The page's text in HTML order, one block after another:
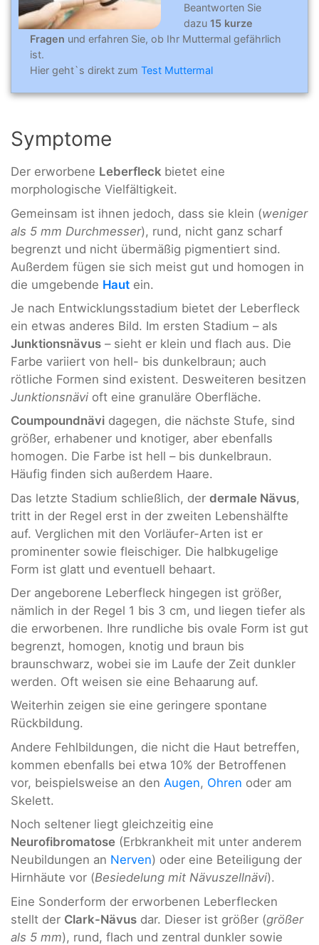
Beantworten Sie
dazu 15 kurze
Fragen und erfahren Sie, ob Ihr Muttermal gefährlich
ist.
Hier geht`s direkt zum Test Muttermal
Symptome
Der erworbene Leberfleck bietet eine
morphologische Vielfältigkeit.
Gemeinsam ist ihnen jedoch, dass sie klein (weniger
als 5 mm Durchmesser), rund, nicht ganz scharf
begrenzt und nicht übermäßig pigmentiert sind.
Außerdem fügen sie sich meist gut und homogen in
die umgebende Haut ein.
Je nach Entwicklungsstadium bietet der Leberfleck
ein etwas anderes Bild. Im ersten Stadium – als
Junktionsnävus – sieht er klein und flach aus. Die
Farbe variiert von hell- bis dunkelbraun; auch
rötliche Formen sind existent. Desweiteren besitzen
Junktionsnävi oft eine granuläre Oberfläche.
Coumpoundnävi dagegen, die nächste Stufe, sind
größer, erhabener und knotiger, aber ebenfalls
homogen. Die Farbe ist hell – bis dunkelbraun.
Häufig finden sich außerdem Haare.
Das letzte Stadium schließlich, der dermale Nävus,
tritt in der Regel erst in der zweiten Lebenshälfte
auf. Verglichen mit den Vorläufer-Arten ist er
prominenter sowie fleischiger. Die halbkugelige
Form ist glatt und eventuell behaart.
Der angeborene Leberfleck hingegen ist größer,
nämlich in der Regel 1 bis 3 cm, und liegen tiefer als
die erworbenen. Ihre rundliche bis ovale Form ist gut
begrenzt, homogen, knotig und braun bis
braunschwarz, wobei sie im Laufe der Zeit dunkler
werden. Oft weisen sie eine Behaarung auf.
Weiterhin zeigen sie eine geringere spontane
Rückbildung.
Andere Fehlbildungen, die nicht die Haut betreffen,
kommen ebenfalls bei etwa 10% der Betroffenen
vor, beispielsweise an den Augen, Ohren oder am
Skelett.
Noch seltener liegt gleichzeitig eine
Neurofibromatose (Erbkrankheit mit unter anderem
Neubildungen an Nerven) oder eine Beteiligung der
Hirnhäute vor (Besiedelung mit Nävuszellnävi).
Eine Sonderform der erworbenen Leberflecken
stellt der Clark-Nävus dar. Dieser ist größer (größer
als 5 mm), rund, flach und zentral dunkler sowie